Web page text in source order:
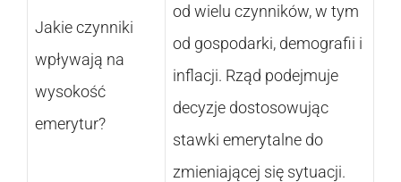
Jakie czynniki
wpływają na
wysokość
emerytur?
od wielu czynników, w tym
od gospodarki, demografii i
inflacji. Rząd podejmuje
decyzje dostosowując
stawki emerytalne do
zmieniającej się sytuacji.